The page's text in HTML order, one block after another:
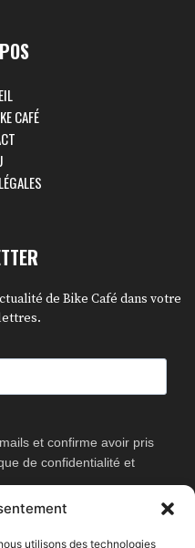
utilisons des technologies
CAFÉ
de Bike Café dans votre
et confirme avoir pris
de confidentialité et
en cliquant sur le lien